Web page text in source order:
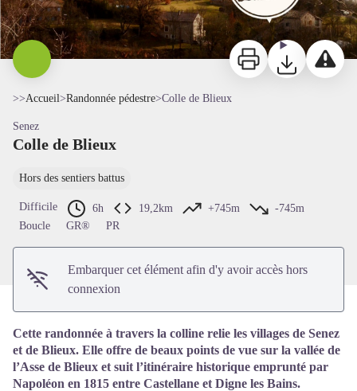
ImprimerTéléchargerSignaler
>>Accueil>Randonnée pédestre>Colle de Blieux
Senez
Colle de Blieux
Hors des sentiers battus
Difficile 6h 19,2km +745m
-745m
Boucle
GR® PR
Embarquer cet élément afin d'y avoir accès hors
connexion
Cette randonnée à travers la colline relie les villages de Senez
et de Blieux. Elle offre de beaux points de vue sur la vallée de
l’Asse de Blieux et suit l’itinéraire historique emprunté par
Napoléon en 1815 entre Castellane et Digne les Bains.